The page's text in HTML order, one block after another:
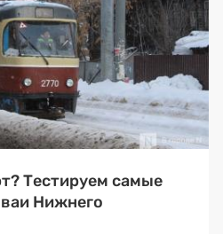
Тестируем самые
Нижнего